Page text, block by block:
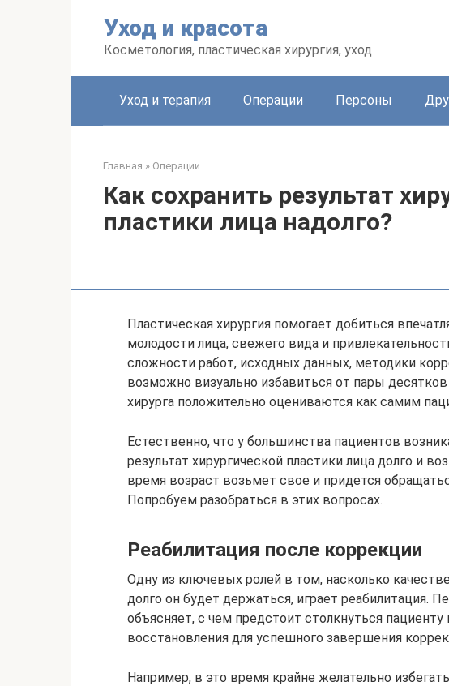
Уход и красота
Косметология, пластическая хирургия, уход
Уход и терапия Операции Персоны
Главная » Операции
Как сохранить результат
пластики лица надолго?
Пластическая хирургия помогает добиться
молодости лица, свежего вида и
сложности работ, исходных данных, методики
возможно визуально избавиться от пары
хирурга положительно оцениваются как самим
Естественно, что у большинства пациентов
результат хирургической пластики лица долго и
время возраст возьмет свое и придется
Попробуем разобраться в этих вопросах.
Реабилитация после коррекции
Одну из ключевых ролей в том, насколько
долго он будет держаться, играет реабилитация.
объясняет, с чем предстоит столкнуться пациенту
восстановления для успешного завершения
Например, в это время крайне желательно